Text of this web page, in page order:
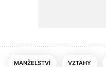
MANŽELSTVÍ VZTAHY